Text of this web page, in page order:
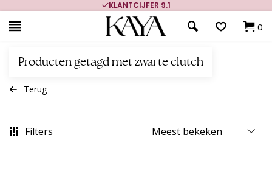
KLANTCIJFER 9.1
0
Producten getagd met zwarte clutch
Terug
Filters